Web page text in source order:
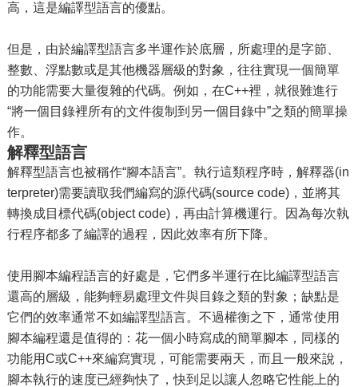
高，這是編譯型語言的優點。
但是，由於編譯型語言多半運作於底層，所處理的是字節、
整數、浮點數或是其他機器層級的對象，往往實現一個簡單
的功能需要大量復雜的代碼。例如，在C++裡，就很難進行
“將一個目錄裡所有的文件復制到另一個目錄中”之類的簡單操
作。
解釋型語言
解釋型語言也被稱作“腳本語言”。執行這類程序時，解釋器(in
terpreter)需要讀取我們編寫的源代碼(source code)，並將其
轉換成目標代碼(object code)，再由計算機運行。因為每次執
行程序都多了編譯的過程，因此效率有所下降。
使用腳本編程語言的好處是，它們多半運行在比編譯型語言
還高的層級，能夠輕易處理文件與目錄之類的對象；缺點是
它們的效率通常不如編譯型語言。不過權衡之下，通常使用
腳本編程還是值得的：花一個小時寫成的簡單腳本，同樣的
功能用C或C++來編寫實現，可能需要兩天，而且一般來說，
腳本執行的速度已經夠快了，快到足以讓人忽略它性能上的